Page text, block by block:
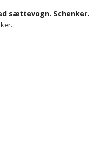
sættevogn. Schenker.